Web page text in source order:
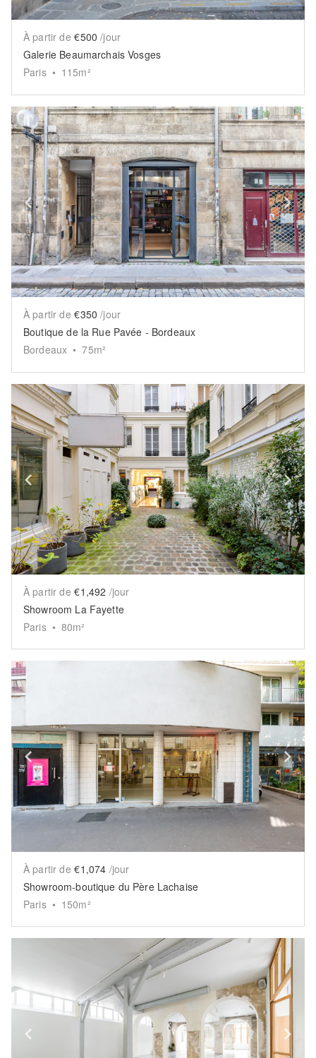
À partir de €500 /jour
Galerie Beaumarchais Vosges
Paris • 115m²
Show previous slide
À partir de €350 /jour
Boutique de la Rue Pavée - Bordeaux
Bordeaux • 75m²
Show previous slide
À partir de €1,492 /jour
Showroom La Fayette
Paris • 80m²
Show previous slide
À partir de €1,074 /jour
Showroom-boutique du Père Lachaise
Paris • 150m²